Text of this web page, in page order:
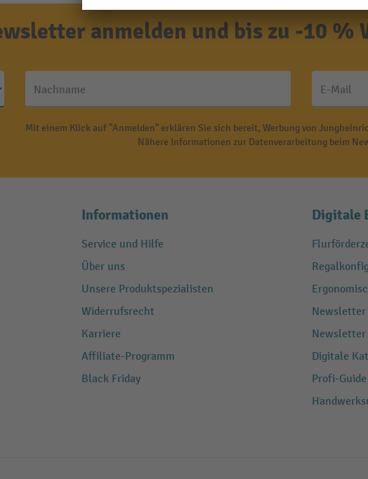
anmelden und bis zu -10 %
Nachname E-Mail
Mit einem Klick auf "Anmelden" erklären Sie sich bereit, Werbung von
Nähere Informationen zur Datenverarbeitung beim
Informationen
Service und Hilfe
Über uns
Unsere Produktspezialisten
Widerrufsrecht
Karriere
Affiliate-Programm
Black Friday
Digitale
Newsletter
Digitale
Profi-Guide